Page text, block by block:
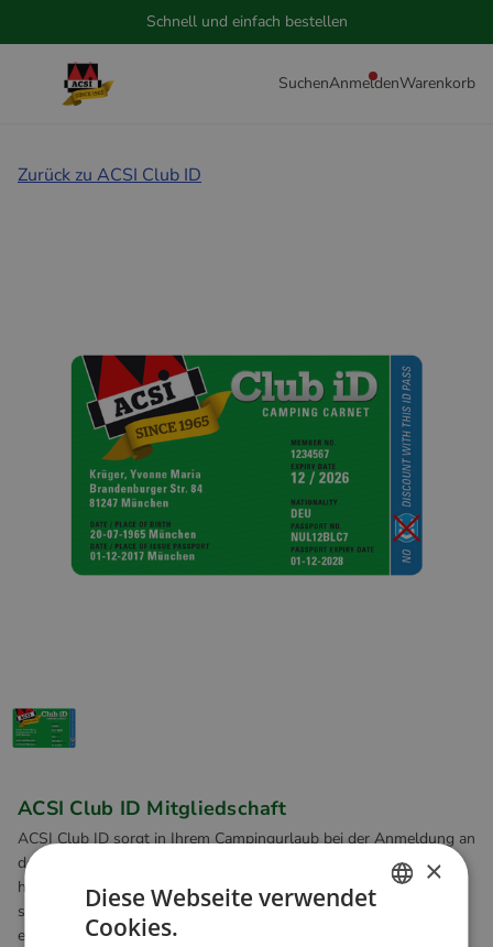
Schnell und einfach bestellen
SuchenAnmeldenWarenkorb
Zurück zu ACSI Club ID
ACSI Club ID Mitgliedschaft
ACSI Club ID sorgt in Ihrem Campingurlaub bei der Anmeldung an
der Rezeption dafür, dass Sie bequem einchecken können und
haftpflichtversichert sind. Nicht nur auf einem Campingplatz,
sondern auch bei einem Aufenthalt in einer Mietunterkunft oder
einem Hotel.
×
Diese Webseite verwendet
Cookies.